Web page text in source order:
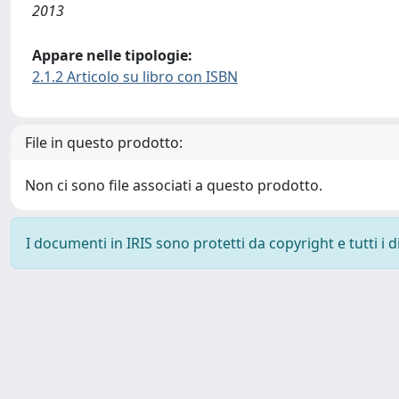
2013
Appare nelle tipologie:
2.1.2 Articolo su libro con ISBN
File in questo prodotto:
Non ci sono file associati a questo prodotto.
I documenti in IRIS sono protetti da copyright e tutti i